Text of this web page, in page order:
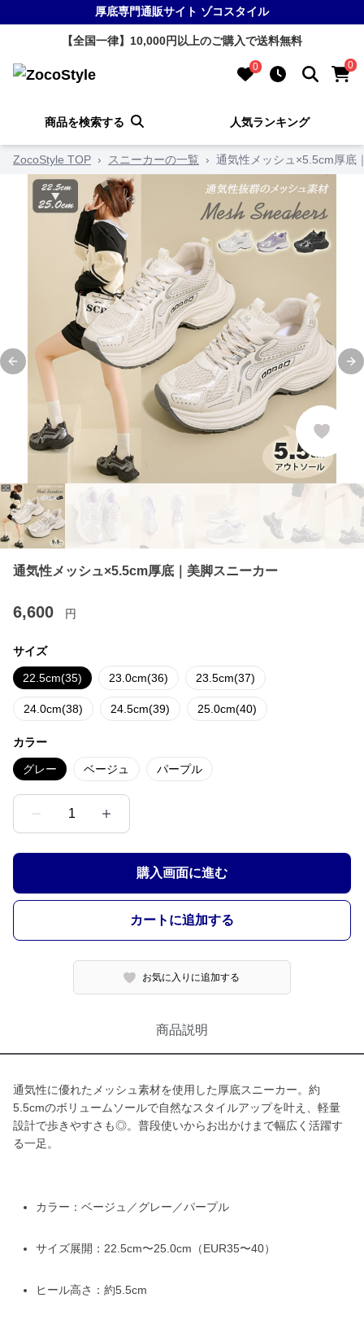
厚底専門通販サイト ゾコスタイル
【全国一律】10,000円以上のご購入で送料無料
0 0
商品を検索する 人気ランキング
ZocoStyle TOP › スニーカーの一覧 › 通気性メッシュ×5.5cm厚底
Previous slide
通気性メッシュ×5.5cm厚底｜美脚スニーカー
6,600 円
サイズ
22.5cm(35) 23.0cm(36) 23.5cm(37)
24.0cm(38) 24.5cm(39) 25.0cm(40)
カラー
グレー ベージュ パープル
1
購入画面に進む
カートに追加する
お気に入りに追加する
商品説明
通気性に優れたメッシュ素材を使用した厚底スニーカー。約
5.5cmのボリュームソールで自然なスタイルアップを叶え、軽量
設計で歩きやすさも◎。普段使いからお出かけまで幅広く活躍す
る一足。
カラー：ベージュ／グレー／パープル
サイズ展開：22.5cm〜25.0cm（EUR35〜40）
ヒール高さ：約5.5cm